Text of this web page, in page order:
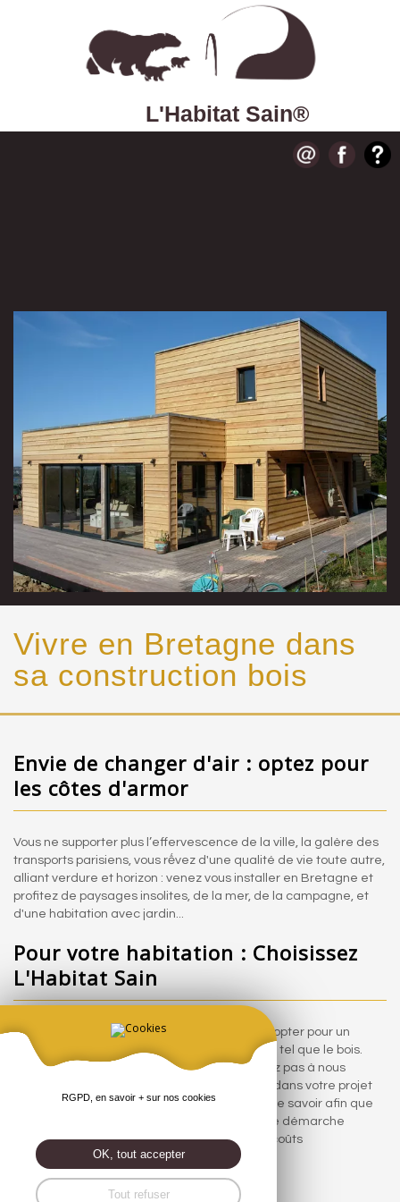
L'Habitat Sain®
Vivre en Bretagne dans
sa construction bois
Envie de changer d'air : optez pour
les côtes d'armor
Vous ne supporter plus l’effervescence de la ville, la galère des
transports parisiens, vous rếvez d'une qualité de vie toute autre,
alliant verdure et horizon : venez vous installer en Bretagne et
profitez de paysages insolites, de la mer, de la campagne, et
d'une habitation avec jardin...
Pour votre habitation : Choisissez
L'Habitat Sain
Changer d'environnement c'est l'occasion d'opter pour un
habitat plus sain à base de matériaux nobles, tel que le bois.
C'est ce que propose L'Habitat Sain : n'hésitez pas à nous
contacter, nous pouvons vous accompagner dans votre projet
"seconde vie", et vous faire bénéficier de notre savoir afin que
votre projet habitation s'incrémente dans une démarche
environnementale pour à terme réduire vos coûts
énergétiques.
RGPD, en savoir + sur nos cookies
OK, tout accepter
Tout refuser